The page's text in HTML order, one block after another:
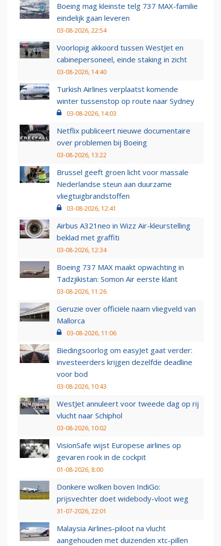
Boeing mag kleinste telg 737 MAX-familie
eindelijk gaan leveren
03-08-2026, 22:54
Voorlopig akkoord tussen WestJet en
cabinepersoneel, einde staking in zicht
03-08-2026, 14:40
Turkish Airlines verplaatst komende
winter tussenstop op route naar Sydney
03-08-2026, 14:03
Netflix publiceert nieuwe documentaire
over problemen bij Boeing
03-08-2026, 13:22
Brussel geeft groen licht voor massale
Nederlandse steun aan duurzame
vliegtuigbrandstoffen
03-08-2026, 12:41
Airbus A321neo in Wizz Air-kleurstelling
beklad met graffiti
03-08-2026, 12:34
Boeing 737 MAX maakt opwachting in
Tadzjikistan: Somon Air eerste klant
03-08-2026, 11:26
Geruzie over officiële naam vliegveld van
Mallorca
03-08-2026, 11:06
Biedingsoorlog om easyJet gaat verder:
investeerders krijgen dezelfde deadline
voor bod
03-08-2026, 10:43
WestJet annuleert voor tweede dag op rij
vlucht naar Schiphol
03-08-2026, 10:02
VisionSafe wijst Europese airlines op
gevaren rook in de cockpit
01-08-2026, 8:00
Donkere wolken boven IndiGo:
prijsvechter doet widebody-vloot weg
31-07-2026, 22:01
Malaysia Airlines-piloot na vlucht
aangehouden met duizenden xtc-pillen